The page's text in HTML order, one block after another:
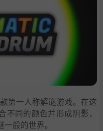
第一人称解谜游戏。在这
同的颜色并形成阴影，
般的世界。